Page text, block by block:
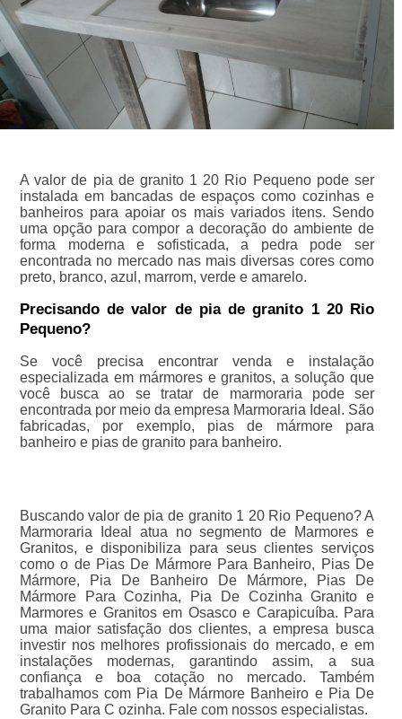
A valor de pia de granito 1 20 Rio Pequeno pode ser
instalada em bancadas de espaços como cozinhas e
banheiros para apoiar os mais variados itens. Sendo
uma opção para compor a decoração do ambiente de
forma moderna e sofisticada, a pedra pode ser
encontrada no mercado nas mais diversas cores como
preto, branco, azul, marrom, verde e amarelo.
Precisando de valor de pia de granito 1 20 Rio
Pequeno?
Se você precisa encontrar venda e instalação
especializada em mármores e granitos, a solução que
você busca ao se tratar de marmoraria pode ser
encontrada por meio da empresa Marmoraria Ideal. São
fabricadas, por exemplo, pias de mármore para
banheiro e pias de granito para banheiro.
Buscando valor de pia de granito 1 20 Rio Pequeno? A
Marmoraria Ideal atua no segmento de Marmores e
Granitos, e disponibiliza para seus clientes serviços
como o de Pias De Mármore Para Banheiro, Pias De
Mármore, Pia De Banheiro De Mármore, Pias De
Mármore Para Cozinha, Pia De Cozinha Granito e
Marmores e Granitos em Osasco e Carapicuíba. Para
uma maior satisfação dos clientes, a empresa busca
investir nos melhores profissionais do mercado, e em
instalações modernas, garantindo assim, a sua
confiança e boa cotação no mercado. Também
trabalhamos com Pia De Mármore Banheiro e Pia De
Granito Para C ozinha. Fale com nossos especialistas.